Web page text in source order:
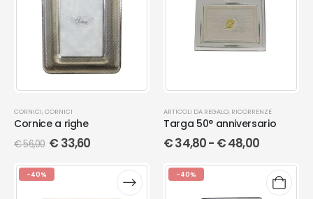
CORNICI, CORNICI
Cornice a righe
€56,00 € 33,60
ARTICOLI DA REGALO, RICORRENZE
Targa 50° anniversario
€34,80- €48,00
-40% -40%